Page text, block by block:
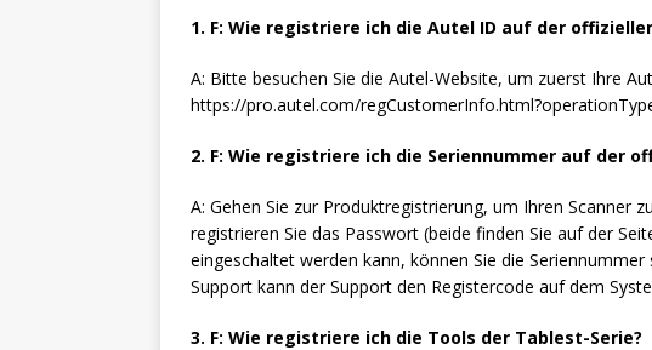
1. F: Wie registriere ich die Autel ID auf der
A: Bitte besuchen Sie die Autel-Website, um zuerst Ihre
https://pro.autel.com/
2. F: Wie registriere ich die Seriennummer auf der
A: Gehen Sie zur Produktregistrierung, um Ihren Scanner
registrieren Sie das Passwort (beide finden Sie auf der
eingeschaltet werden kann, können Sie die
Support kann der Support den Registercode auf dem
3. F: Wie registriere ich die Tools der Tablest-Serie?